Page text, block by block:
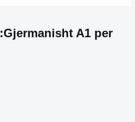
A1 per